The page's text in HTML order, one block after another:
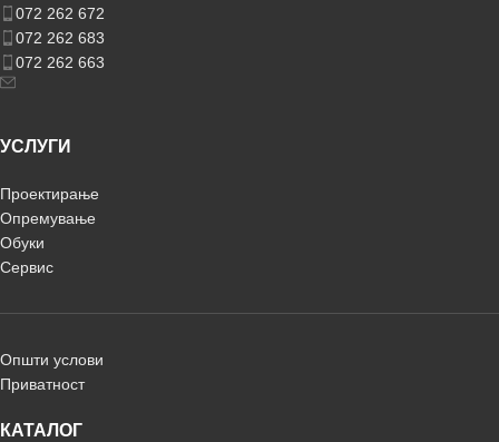
072 262 672
072 262 683
072 262 663
УСЛУГИ
Проектирање
Опремување
Обуки
Сервис
Општи услови
Приватност
КАТАЛОГ